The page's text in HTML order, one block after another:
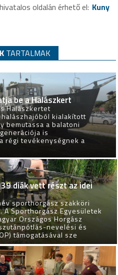
oldalán érhető el: Kuny
TARTALMAK
be a Halászkert
Halászkertet
halászhajóból kialakított
bemutassa a balatoni
is
régi tevékenységnek a
diák vett részt az idei
sporthorgász szakköri
A Sporthorgász Egyesületek
Országos Horgász
nevelési és
támogatásával sze